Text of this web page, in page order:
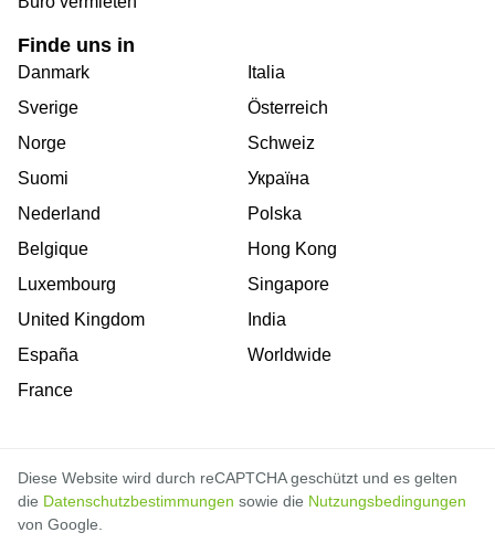
Finde uns in
Danmark
Sverige
Norge
Suomi
Nederland
Belgique
Luxembourg
United Kingdom
España
France
Italia
Österreich
Schweiz
Україна
Polska
Hong Kong
Singapore
India
Worldwide
Diese Website wird durch reCAPTCHA geschützt und es gelten
die Datenschutzbestimmungen sowie die Nutzungsbedingungen
von Google.